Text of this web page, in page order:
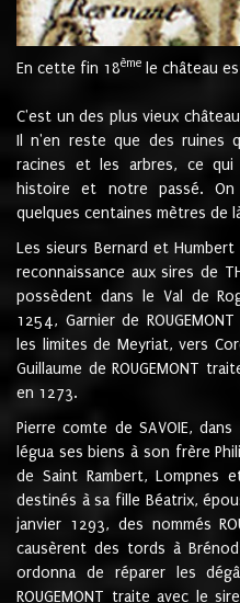
En cette fin 18ème le château
C'est un des plus vieux
Il n'en reste que des ruines
racines et les arbres, ce
histoire et notre passé.
quelques centaines mètres de
Les sieurs Bernard et Humbert
reconnaissance aux sires de
possèdent dans le Val de
1254, Garnier de
les limites de Meyriat, vers
Guillaume de ROUGEMONT
en 1273.
Pierre comte de SAVOIE,
légua ses biens à son frère
de Saint Rambert, Lompnes
destinés à sa fille Béatrix,
janvier 1293, des nommés
causèrent des tords à Brénod
ordonna de réparer les
ROUGEMONT traite avec le